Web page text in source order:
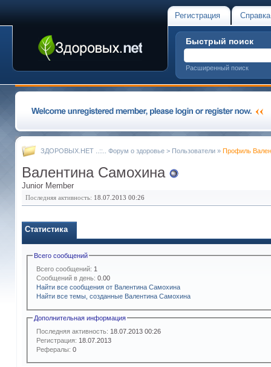
Регистрация Справка
Быстрый поиск
Расширенный поиск
ЗДОРОВЫХ.НЕТ ..::.. Форум о здоровье > Пользователи » Профиль
Валентина Самохина
Junior Member
Последняя активность: 18.07.2013 00:26
Статистика
Всего сообщений
Всего сообщений: 1
Сообщений в день: 0.00
Найти все сообщения от Валентина Самохина
Найти все темы, созданные Валентина Самохина
Дополнительная информация
Последняя активность: 18.07.201300:26
Регистрация: 18.07.2013
Рефералы: 0